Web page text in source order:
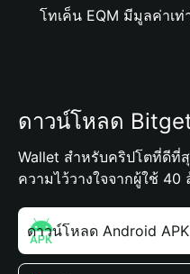
โทเค็น EQM มีมูลค่าเท่
ดาวน์โหลด
Wallet สำหรับคริปโตที่ดีที่
ความไว้วางใจจากผู้ใช้ 40
ดาวน์โหลด Android APK